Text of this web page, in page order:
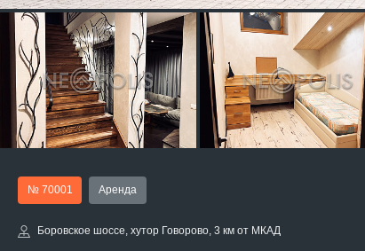
№ 70001 Аренда
Боровское шоссе, хутор Говорово, 3 км от МКАД